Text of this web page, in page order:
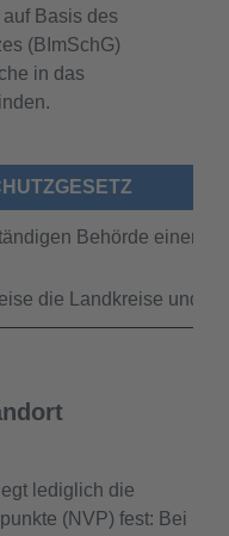
Basis des
(BImSchG)
in das
Behörde einen
die Landkreise und
lediglich die
(NVP) fest: Bei